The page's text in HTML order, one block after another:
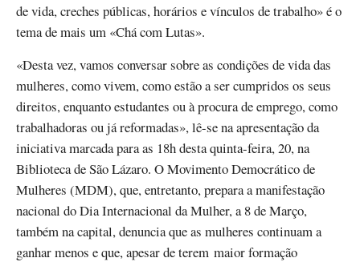
de vida, creches públicas, horários e vínculos de trabalho» é o
tema de mais um «Chá com Lutas».
«Desta vez, vamos conversar sobre as condições de vida das
mulheres, como vivem, como estão a ser cumpridos os seus
direitos, enquanto estudantes ou à procura de emprego, como
trabalhadoras ou já reformadas», lê-se na apresentação da
iniciativa marcada para as 18h desta quinta-feira, 20, na
Biblioteca de São Lázaro. O Movimento Democrático de
Mulheres (MDM), que, entretanto, prepara a manifestação
nacional do Dia Internacional da Mulher, a 8 de Março,
também na capital, denuncia que as mulheres continuam a
ganhar menos e que, apesar de terem maior formação